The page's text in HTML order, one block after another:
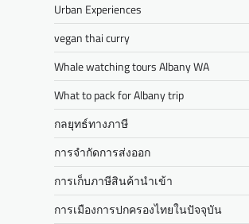
Urban Experiences
vegan thai curry
Whale watching tours Albany WA
What to pack for Albany trip
กลยุทธ์ทางภาษี
การจำกัดการส่งออก
การเก็บภาษีสินค้านำเข้า
การเมืองการปกครองไทยในปัจจุบัน